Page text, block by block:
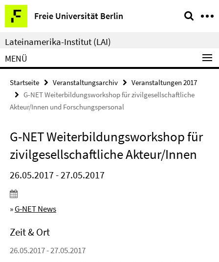
Springe
direkt
zu
Inhalt
Freie Universität Berlin
Service-
Navigation
Lateinamerika-Institut (LAI)
MENÜ
Startseite Veranstaltungsarchiv
Veranstaltungen 2017
G-NET Weiterbildungsworkshop für zivilgesellschaftliche
Akteur/Innen und Forschungspersonal
G-NET Weiterbildungsworkshop für
zivilgesellschaftliche Akteur/Innen
26.05.2017 - 27.05.2017
»G-NET News
Zeit & Ort
26.05.2017 - 27.05.2017